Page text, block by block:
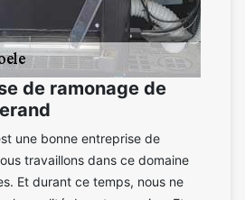
de ramonage de
une bonne entreprise de
travaillons dans ce domaine
Et durant ce temps, nous ne